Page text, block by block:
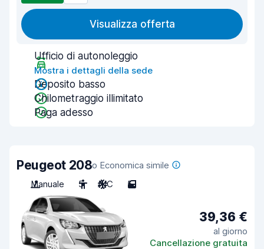
Visualizza offerta
Ufficio di autonoleggio
Mostra i dettagli della sede
Deposito basso
Chilometraggio illimitato
Paga adesso
Peugeot 208o Economica simile
Manuale
5 A/C 5
39,36 €
al giorno
Cancellazione gratuita